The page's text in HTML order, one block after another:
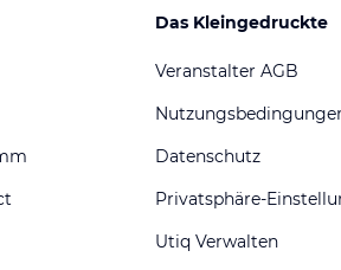
Das Kleingedruckte
Veranstalter AGB
Datenschutz
Privatsphäre-
Utiq Verwalten